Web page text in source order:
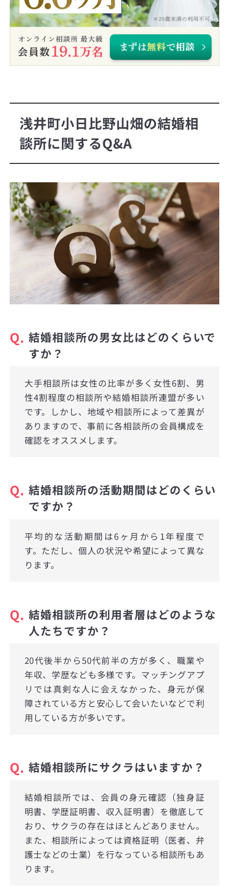
浅井町小日比野山畑の結婚相
談所に関するQ&A
Q. 結婚相談所の男女比はどのくらいで
すか？
大手相談所は女性の比率が多く女性6割、男
性4割程度の相談所や結婚相談所連盟が多い
です。しかし、地域や相談所によって差異が
ありますので、事前に各相談所の会員構成を
確認をオススメします。
Q. 結婚相談所の活動期間はどのくらい
ですか？
平均的な活動期間は6ヶ月から1年程度で
す。ただし、個人の状況や希望によって異な
ります。
Q. 結婚相談所の利用者層はどのような
人たちですか？
20代後半から50代前半の方が多く、職業や
年収、学歴なども多様です。マッチングアプ
リでは真剣な人に会えなかった、身元が保
障されている方と安心して会いたいなどで利
用している方が多いです。
Q. 結婚相談所にサクラはいますか？
結婚相談所では、会員の身元確認（独身証
明書、学歴証明書、収入証明書）を徹底して
おり、サクラの存在はほとんどありません。
また、相談所によっては資格証明（医者、弁
護士などの士業）を行なっている相談所もあ
ります。